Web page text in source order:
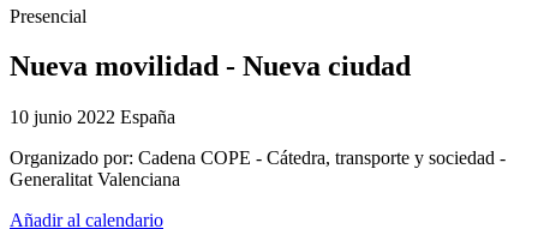
Presencial
Nueva movilidad - Nueva ciudad
10 junio 2022 España
Organizado por: Cadena COPE - Cátedra, transporte y sociedad -
Generalitat Valenciana
Añadir al calendario